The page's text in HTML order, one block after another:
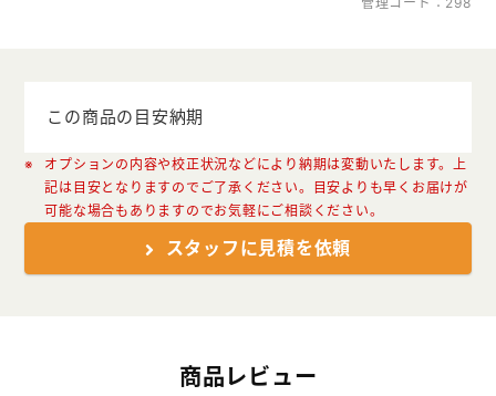
この商品の目安納期
オプションの内容や校正状況などにより納期は変動いたします。上
記は目安となりますのでご了承ください。目安よりも早くお届けが
可能な場合もありますのでお気軽にご相談ください。
スタッフに見積を依頼
商品レビュー